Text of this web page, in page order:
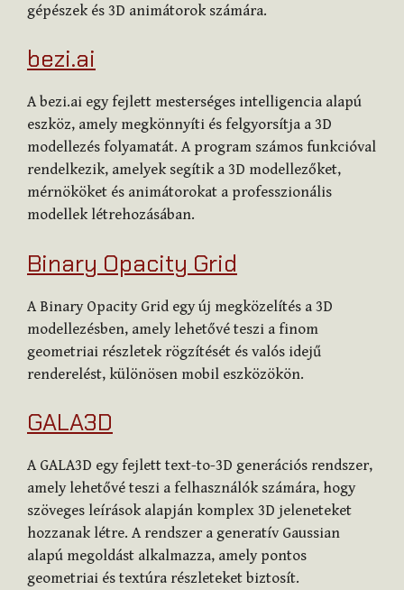
gépészek és 3D animátorok számára.
bezi.ai
A bezi.ai egy fejlett mesterséges intelligencia alapú
eszköz, amely megkönnyíti és felgyorsítja a 3D
modellezés folyamatát. A program számos funkcióval
rendelkezik, amelyek segítik a 3D modellezőket,
mérnököket és animátorokat a professzionális
modellek létrehozásában.
Binary Opacity Grid
A Binary Opacity Grid egy új megközelítés a 3D
modellezésben, amely lehetővé teszi a finom
geometriai részletek rögzítését és valós idejű
renderelést, különösen mobil eszközökön.
GALA3D
A GALA3D egy fejlett text-to-3D generációs rendszer,
amely lehetővé teszi a felhasználók számára, hogy
szöveges leírások alapján komplex 3D jeleneteket
hozzanak létre. A rendszer a generatív Gaussian
alapú megoldást alkalmazza, amely pontos
geometriai és textúra részleteket biztosít.